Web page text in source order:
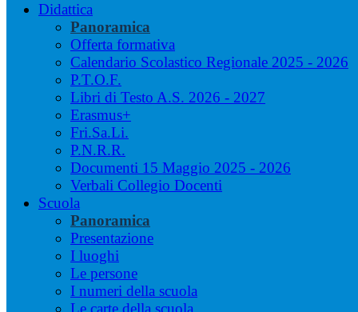
Didattica
Panoramica
Offerta formativa
Calendario Scolastico Regionale 2025 - 2026
P.T.O.F.
Libri di Testo A.S. 2026 - 2027
Erasmus+
Fri.Sa.Li.
P.N.R.R.
Documenti 15 Maggio 2025 - 2026
Verbali Collegio Docenti
Scuola
Panoramica
Presentazione
I luoghi
Le persone
I numeri della scuola
Le carte della scuola